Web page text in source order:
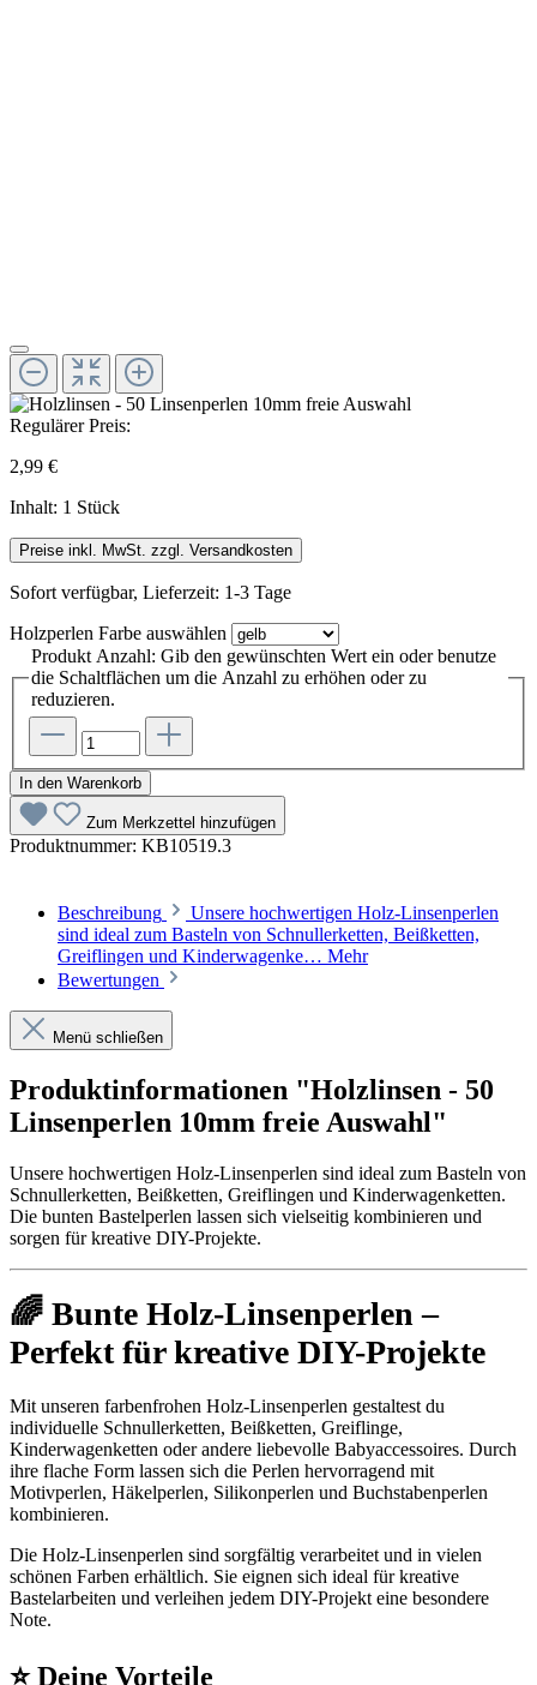
Regulärer Preis:
2,99 €
Inhalt: 1 Stück
Preise inkl. MwSt. zzgl. Versandkosten
Sofort verfügbar, Lieferzeit: 1-3 Tage
Holzperlen Farbe auswählen
Produkt Anzahl: Gib den gewünschten Wert ein oder benutze
die Schaltflächen um die Anzahl zu erhöhen oder zu
reduzieren.
In den Warenkorb
Zum Merkzettel hinzufügen
Produktnummer: KB10519.3
Beschreibung
Unsere hochwertigen Holz-Linsenperlen
sind ideal zum Basteln von Schnullerketten, Beißketten,
Greiflingen und Kinderwagenke… Mehr
Bewertungen
Menü schließen
Produktinformationen "Holzlinsen - 50
Linsenperlen 10mm freie Auswahl"
Unsere hochwertigen Holz-Linsenperlen sind ideal zum Basteln von
Schnullerketten, Beißketten, Greiflingen und Kinderwagenketten.
Die bunten Bastelperlen lassen sich vielseitig kombinieren und
sorgen für kreative DIY-Projekte.
🌈 Bunte Holz-Linsenperlen –
Perfekt für kreative DIY-Projekte
Mit unseren farbenfrohen Holz-Linsenperlen gestaltest du
individuelle Schnullerketten, Beißketten, Greiflinge,
Kinderwagenketten oder andere liebevolle Babyaccessoires. Durch
ihre flache Form lassen sich die Perlen hervorragend mit
Motivperlen, Häkelperlen, Silikonperlen und Buchstabenperlen
kombinieren.
Die Holz-Linsenperlen sind sorgfältig verarbeitet und in vielen
schönen Farben erhältlich. Sie eignen sich ideal für kreative
Bastelarbeiten und verleihen jedem DIY-Projekt eine besondere
Note.
⭐ Deine Vorteile